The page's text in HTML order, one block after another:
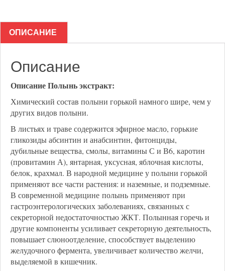
ОПИСАНИЕ
Описание
Описание Полынь экстракт:
Химический состав полыни горькой намного шире, чем у
других видов полыни.
В листьях и траве содержится эфирное масло, горькие
гликозиды абсинтин и анабсинтин, фитонциды,
дубильные вещества, смолы, витамины С и В6, каротин
(провитамин А), янтарная, уксусная, яблочная кислоты,
белок, крахмал. В народной медицине у полыни горькой
применяют все части растения: и наземные, и подземные.
В современной медицине полынь применяют при
гастроэнтерологических заболеваниях, связанных с
секреторной недостаточностьюЖКТ. Полынная горечь и
другие компоненты усиливает секреторную деятельность,
повышает слюноотделение, способствует выделению
желудочного фермента, увеличивает количество желчи,
выделяемой в кишечник.